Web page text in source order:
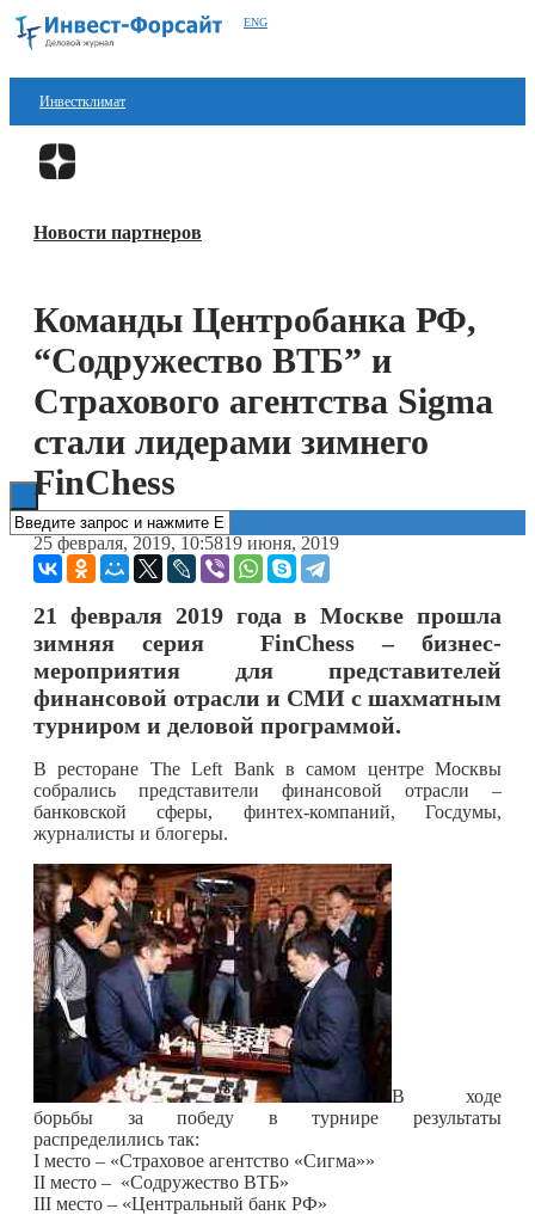
ENG
Инвестклимат
Финансы
Блокчейн
ESG
Книги
Новости партнеров
Команды Центробанка РФ,
“Содружество ВТБ” и
Страхового агентства Sigma
стали лидерами зимнего
FinChess
25 февраля, 2019, 10:5819 июня, 2019
21 февраля 2019 года в Москве прошла
зимняя серия FinChess – бизнес-
мероприятия для представителей
финансовой отрасли и СМИ с шахматным
турниром и деловой программой.
В ресторане The Left Bank в самом центре Москвы
собрались представители финансовой отрасли –
банковской сферы, финтех-компаний, Госдумы,
журналисты и блогеры.
В ходе
борьбы за победу в турнире результаты
распределились так:
I место – «Страховое агентство «Сигма»»
II место – «Содружество ВТБ»
III место – «Центральный банк РФ»